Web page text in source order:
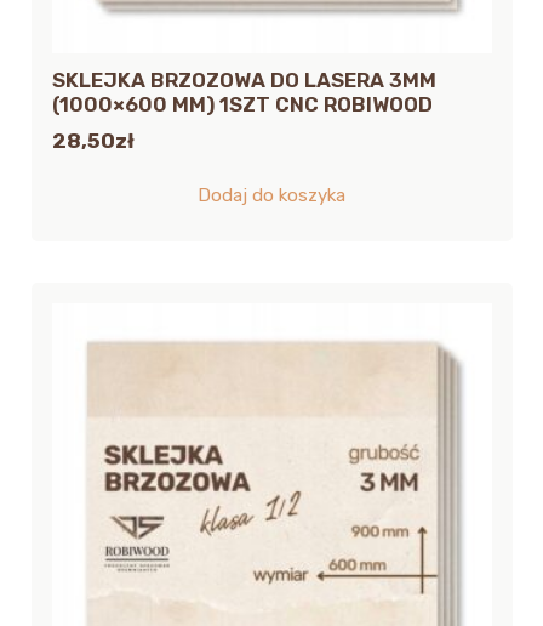
SKLEJKA BRZOZOWA DO LASERA 3MM
(1000×600 MM) 1SZT CNC ROBIWOOD
28,50zł
Dodaj do koszyka